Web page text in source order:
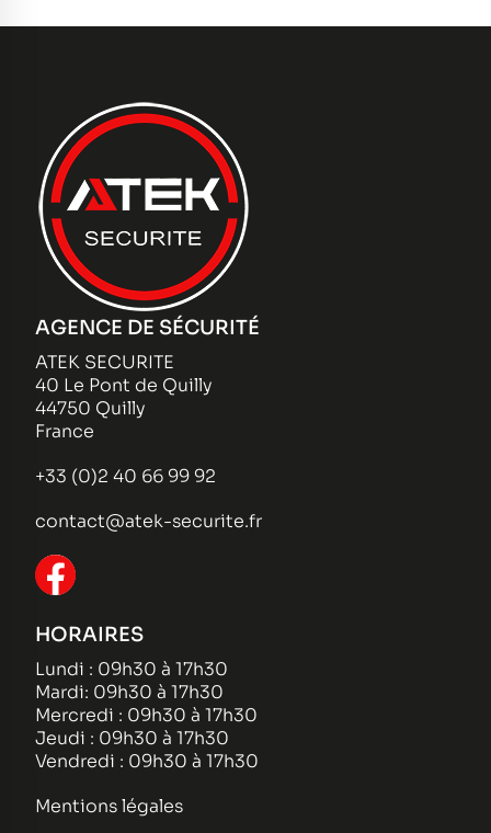
AGENCE DE SÉCURITÉ
ATEK SECURITE
40 Le Pont de Quilly
44750 Quilly
France
+33 (0)2 40 66 99 92
contact@atek-securite.fr
HORAIRES
Lundi : 09h30 à 17h30
Mardi: 09h30 à 17h30
Mercredi : 09h30 à 17h30
Jeudi : 09h30 à 17h30
Vendredi : 09h30 à 17h30
Mentions légales